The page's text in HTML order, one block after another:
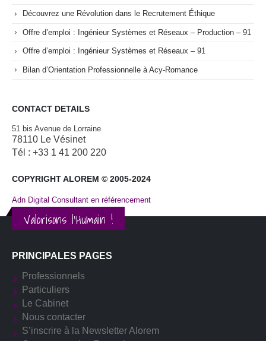
Découvrez une Révolution dans le Recrutement Éthique
Offre d’emploi : Ingénieur Systèmes et Réseaux – Production – 91
Offre d’emploi : Ingénieur Systèmes et Réseaux – 91
Bilan d’Orientation Professionnelle à Acy-Romance
CONTACT DETAILS
51 bis Avenue de Lorraine
78110 Le Vésinet
Tél : +33 1 41 200 220
COPYRIGHT ALOREM © 2005-2024
Adn Digital Consultant en référencement
Valorisons l'Humain !
PRINCIPALES PAGES
Professionnels
Particuliers
Le Cabinet
Nous contacter
S’inscrire à la Newsletter Alorem